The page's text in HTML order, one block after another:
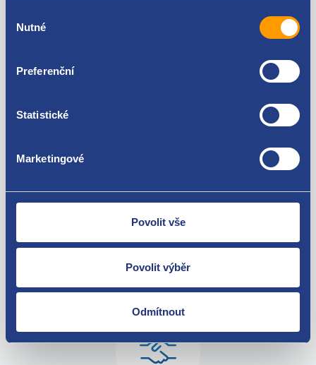
souhlasu
Nutné
Preferenční
Statistické
Marketingové
Povolit vše
Povolit výběr
Odmítnout
Renault Clio IV 2012 -
Renault Espace III 1997 - 2002
Renault Espace IV 2002 - 2006
Renault Fluence
Renault Kangoo 1998 - 2003
Renault Kangoo II 2008 -
Renault Koleos I 2008-
Renault Laguna 1998 - 2001
Renault Laguna II 2001 - 2005
Renault Laguna II 2005 - 2007
Renault Laguna III 2010 - 2015
Renault Mascott I 1999 - 2004
Renault Master II 2003 - 2010
Renault Master III 2010 -
Renault Mégane 1995 - 1999
Renault Mégane 1999 - 2002
zakoupení. Nebo vám pošleme náhradu.
O své zákazníky se staráme
Máme tisíce spokojených zákazníků.